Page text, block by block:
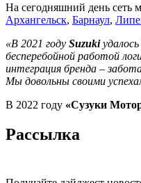
На сегодняшний день сеть
Архангельск, Барнаул,
«В 2021 году Suzuki
бесперебойной работой
интеграция бренда –
Мы довольны своими
В 2022 году «Сузуки
Рассылка